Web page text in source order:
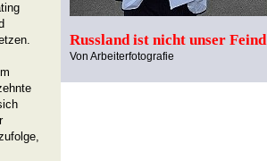
Russland ist nicht unser Feind
Von Arbeiterfotografie